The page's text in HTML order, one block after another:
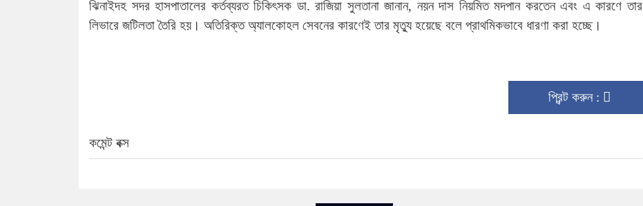
ঝিনাইদহ সদর হাসপাতালের কর্তব্যরত চিকিৎসক ডা. রাজিয়া সুলতানা জানান, নয়ন দাস নিয়মিত মদপান করতেন এবং এ কারণে তার
লিভারে জটিলতা তৈরি হয়। অতিরিক্ত অ্যালকোহল সেবনের কারণেই তার মৃত্যু হয়েছে বলে প্রাথমিকভাবে ধারণা করা হচ্ছে।
প্রিন্ট করুন :
কমেন্ট বক্স